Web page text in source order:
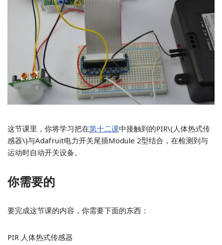
这节课里，你将学习把在第十二课中接触到的PIR\(人体热式传
感器\)与Adafruit电力开关尾插Module 2型结合，在检测到与
运动时自动开关设备。
你需要的
要完成这节课的内容，你需要下面的东西：
PIR 人体热式传感器